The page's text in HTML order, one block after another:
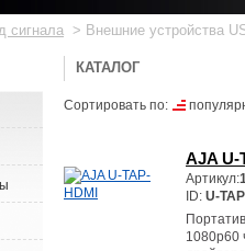
сигнала > Внешние устройства
КАТАЛОГ
Сортировать по:
AJA U-
Артикул:
ID: U-
1080p60